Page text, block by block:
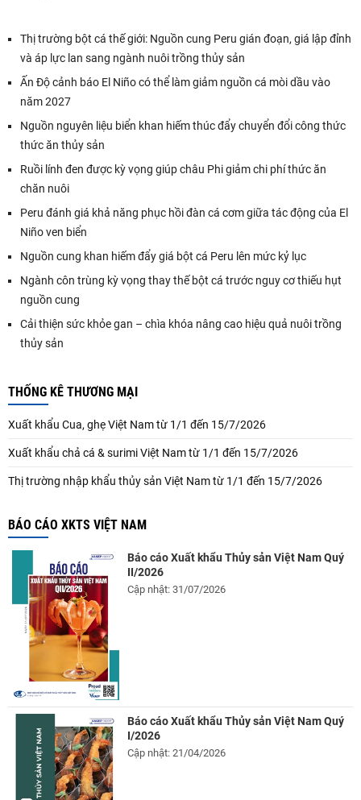
Thị trường bột cá thế giới: Nguồn cung Peru gián đoạn, giá lập đỉnh
và áp lực lan sang ngành nuôi trồng thủy sản
Ấn Độ cảnh báo El Niño có thể làm giảm nguồn cá mòi dầu vào
năm 2027
Nguồn nguyên liệu biển khan hiếm thúc đẩy chuyển đổi công thức
thức ăn thủy sản
Ruồi lính đen được kỳ vọng giúp châu Phi giảm chi phí thức ăn
chăn nuôi
Peru đánh giá khả năng phục hồi đàn cá cơm giữa tác động của El
Niño ven biển
Nguồn cung khan hiếm đẩy giá bột cá Peru lên mức kỷ lục
Ngành côn trùng kỳ vọng thay thế bột cá trước nguy cơ thiếu hụt
nguồn cung
Cải thiện sức khỏe gan – chìa khóa nâng cao hiệu quả nuôi trồng
thủy sản
THỐNG KÊ THƯƠNG MẠI
Xuất khẩu Cua, ghẹ Việt Nam từ 1/1 đến 15/7/2026
Xuất khẩu chả cá & surimi Việt Nam từ 1/1 đến 15/7/2026
Thị trường nhập khẩu thủy sản Việt Nam từ 1/1 đến 15/7/2026
BÁO CÁO XKTS VIỆT NAM
Báo cáo Xuất khẩu Thủy sản Việt Nam Quý
II/2026
Cập nhật: 31/07/2026
Báo cáo Xuất khẩu Thủy sản Việt Nam Quý
I/2026
Cập nhật: 21/04/2026